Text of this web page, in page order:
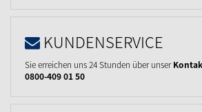
KUNDENSERVICE
Sie erreichen uns 24 Stunden über unser
0800-409 01 50